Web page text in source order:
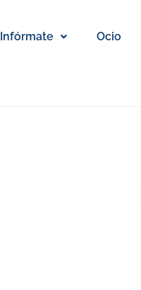
Infórmate Ocio